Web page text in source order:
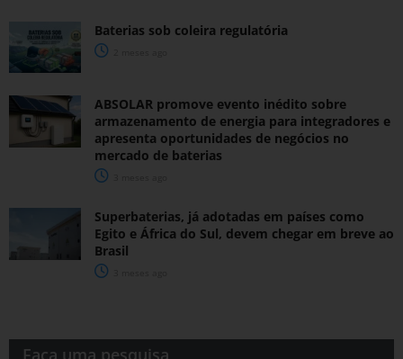
Baterias sob coleira regulatória
ABSOLAR promove evento inédito sobre
armazenamento de energia para integradores e
apresenta oportunidades de negócios no
mercado de baterias
Superbaterias, já adotadas em países como
Egito e África do Sul, devem chegar em breve ao
Brasil